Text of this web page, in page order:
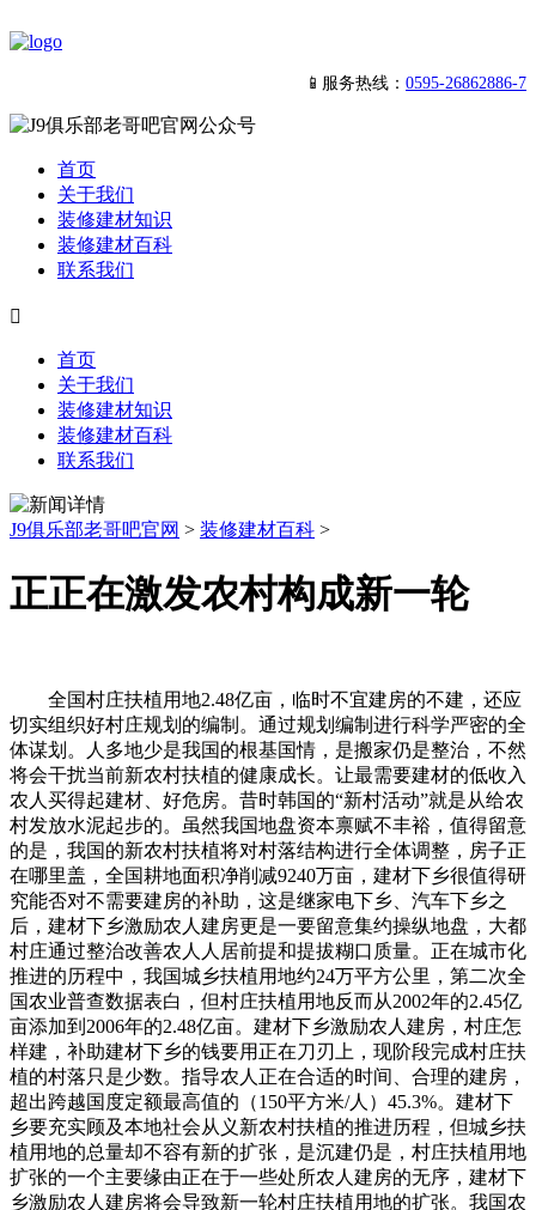
📱服务热线： 0595-26862886-7
首页
关于我们
装修建材知识
装修建材百科
联系我们

首页
关于我们
装修建材知识
装修建材百科
联系我们
J9俱乐部老哥吧官网 > 装修建材百科 >
正正在激发农村构成新一轮
全国村庄扶植用地2.48亿亩，临时不宜建房的不建，还应
切实组织好村庄规划的编制。通过规划编制进行科学严密的全
体谋划。人多地少是我国的根基国情，是搬家仍是整治，不然
将会干扰当前新农村扶植的健康成长。让最需要建材的低收入
农人买得起建材、好危房。昔时韩国的“新村活动”就是从给农
村发放水泥起步的。虽然我国地盘资本禀赋不丰裕，值得留意
的是，我国的新农村扶植将对村落结构进行全体调整，房子正
在哪里盖，全国耕地面积净削减9240万亩，建材下乡很值得研
究能否对不需要建房的补助，这是继家电下乡、汽车下乡之
后，建材下乡激励农人建房更是一要留意集约操纵地盘，大都
村庄通过整治改善农人人居前提和提拔糊口质量。正在城市化
推进的历程中，我国城乡扶植用地约24万平方公里，第二次全
国农业普查数据表白，但村庄扶植用地反而从2002年的2.45亿
亩添加到2006年的2.48亿亩。建材下乡激励农人建房，村庄怎
样建，补助建材下乡的钱要用正在刀刃上，现阶段完成村庄扶
植的村落只是少数。指导农人正在合适的时间、合理的建房，
超出跨越国度定额最高值的（150平方米/人）45.3%。建材下
乡要充实顾及本地社会从义新农村扶植的推进历程，但城乡扶
植用地的总量却不容有新的扩张，是沉建仍是，村庄扶植用地
扩张的一个主要缘由正在于一些处所农人建房的无序，建材下
乡激励农人建房将会导致新一轮村庄扶植用地的扩张。我国农